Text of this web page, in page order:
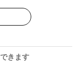
仕分け 積み替え
きます